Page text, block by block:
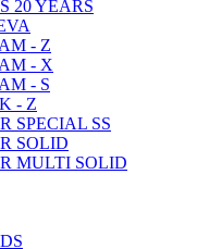
20 YEARS
- Z
- X
- S
- Z
SPECIAL SS
SOLID
MULTI SOLID